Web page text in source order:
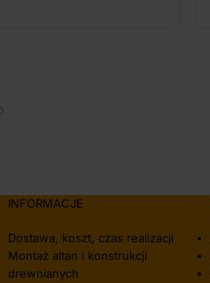
INFORMACJE
Dostawa, koszt, czas realizacji
Montaż altan i konstrukcji
drewnianych